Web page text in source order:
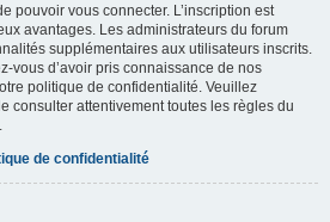
pouvoir vous connecter. L’inscription est
avantages. Les administrateurs du forum
supplémentaires aux utilisateurs inscrits.
vous d’avoir pris connaissance de nos
politique de confidentialité. Veuillez
consulter attentivement toutes les règles du
de confidentialité